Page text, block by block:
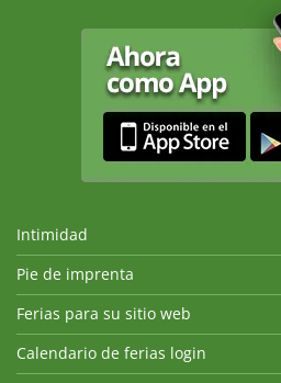
Intimidad
Pie de imprenta
Ferias para su sitio web
Calendario de ferias login